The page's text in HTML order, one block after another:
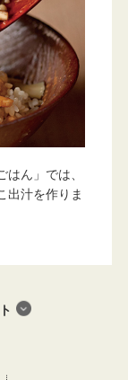
ん」では、
出汁を作りま